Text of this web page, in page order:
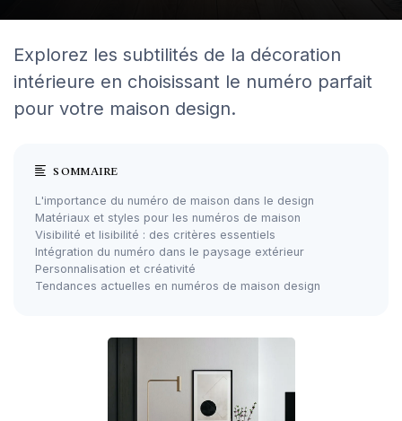
Explorez les subtilités de la décoration
intérieure en choisissant le numéro parfait
pour votre maison design.
SOMMAIRE
L'importance du numéro de maison dans le design
Matériaux et styles pour les numéros de maison
Visibilité et lisibilité : des critères essentiels
Intégration du numéro dans le paysage extérieur
Personnalisation et créativité
Tendances actuelles en numéros de maison design